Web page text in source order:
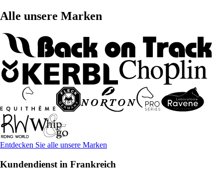
Alle unsere Marken
Entdecken Sie alle unsere Marken
Kundendienst in Frankreich